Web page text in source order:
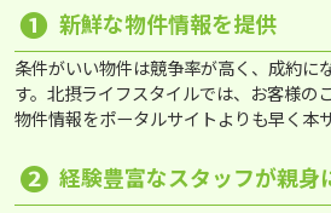
❶ 新鮮な物件情報を提供
条件がいい物件は競争率が高く、成約に
す。北摂ライフスタイルでは、お客様の
物件情報をポータルサイトよりも早く本
❷ 経験豊富なスタッフが親身